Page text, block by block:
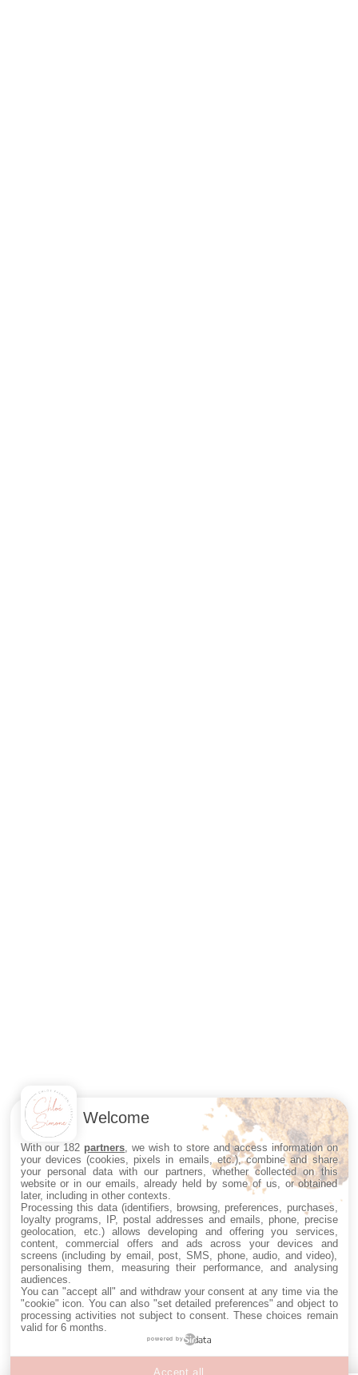
Welcome
With our 182 partners , we wish to store and access information on
your devices (cookies, pixels in emails, etc.), combine and share
your personal data with our partners, whether collected on this
website or in our emails, already held by some of us, or obtained
later, including in other contexts.
Processing this data (identifiers, browsing, preferences, purchases,
loyalty programs, IP, postal addresses and emails, phone, precise
geolocation, etc.) allows developing and offering you services,
content, commercial offers and ads across your devices and
screens (including by email, post, SMS, phone, audio, and video),
personalising them, measuring their performance, and analysing
audiences.
You can "accept all" and withdraw your consent at any time via the
"cookie" icon . You can also "set detailed preferences" and object to
processing activities not subject to consent. These choices remain
valid for 6 months.
powered by
Accept all